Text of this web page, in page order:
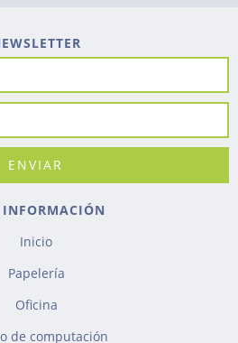
Inicio
Papelería
Oficina
de computación